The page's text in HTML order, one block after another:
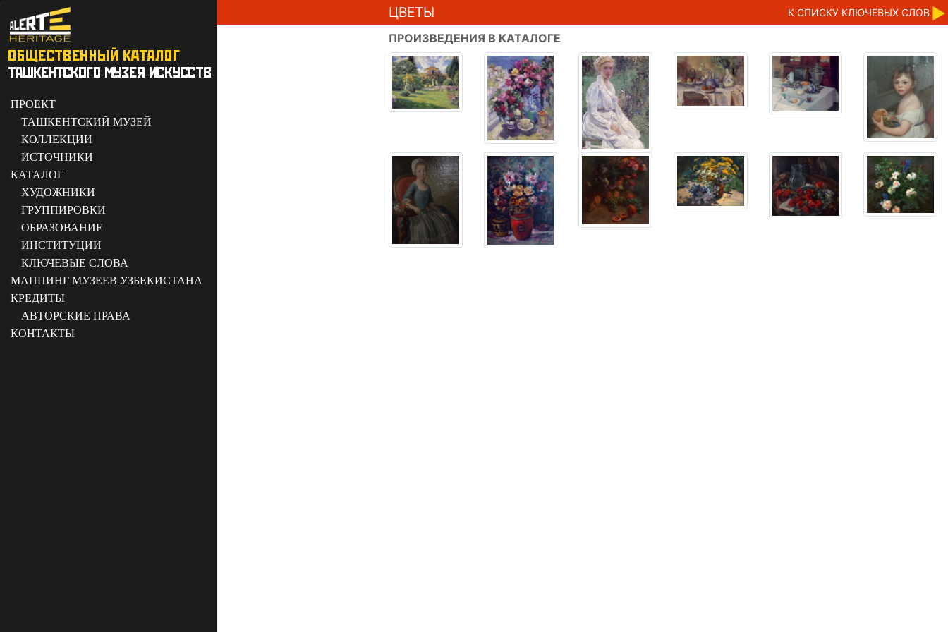
ПРОЕКТ
ТАШКЕНТСКИЙ МУЗЕЙ
КОЛЛЕКЦИИ
ИСТОЧНИКИ
КАТАЛОГ
ХУДОЖНИКИ
ГРУППИРОВКИ
ОБРАЗОВАНИЕ
ИНСТИТУЦИИ
КЛЮЧЕВЫЕ СЛОВА
МАППИНГ МУЗЕЕВ УЗБЕКИСТАНА
КРЕДИТЫ
АВТОРСКИЕ ПРАВА
КОНТАКТЫ
ЦВЕТЫ К CПИСКУ КЛЮЧЕВЫХ СЛОВ
ПРОИЗВЕДЕНИЯ В КАТАЛОГЕ